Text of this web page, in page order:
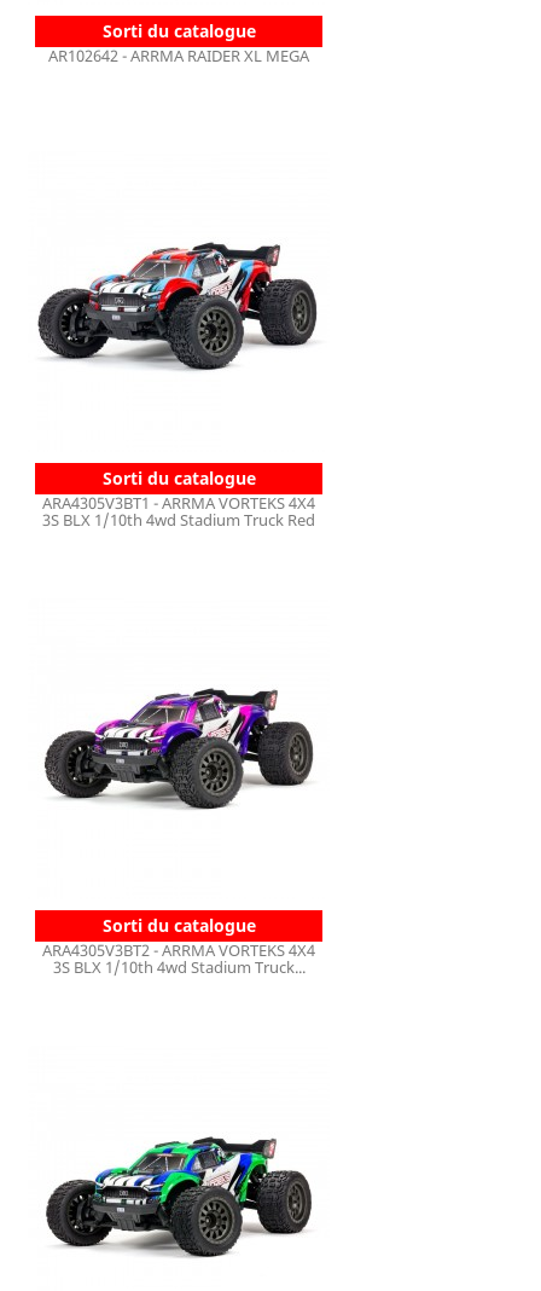
Sorti du catalogue
AR102642 - ARRMA RAIDER XL MEGA
Sorti du catalogue
ARA4305V3BT1 - ARRMA VORTEKS 4X4
3S BLX 1/10th 4wd Stadium Truck Red
Sorti du catalogue
ARA4305V3BT2 - ARRMA VORTEKS 4X4
3S BLX 1/10th 4wd Stadium Truck...